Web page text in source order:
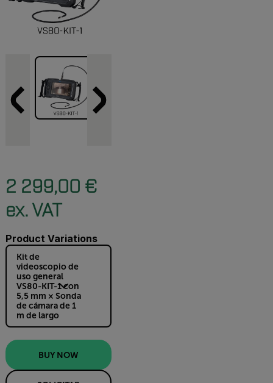
2 299,00 €
ex. VAT
Product Variations
Kit de
videoscopio de
uso general
VS80-KIT-1 con
5,5 mm × Sonda
de cámara de 1
m de largo
BUY NOW